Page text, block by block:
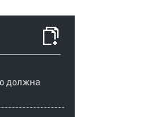
должна